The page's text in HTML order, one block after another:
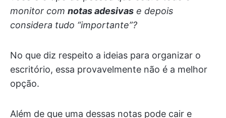
monitor com notas adesivas e depois
considera tudo “importante”?
No que diz respeito a ideias para organizar o
escritório, essa provavelmente não é a melhor
opção.
Além de que uma dessas notas pode cair e